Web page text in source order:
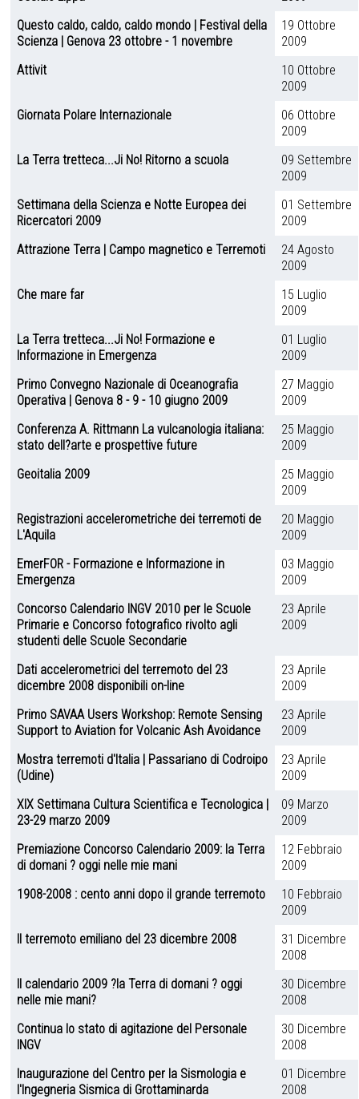
Questo caldo, caldo, caldo mondo | Festival della
Scienza | Genova 23 ottobre - 1 novembre
19 Ottobre
2009
Attivit
10 Ottobre
2009
Giornata Polare Internazionale
06 Ottobre
2009
La Terra tretteca...Ji No! Ritorno a scuola
09 Settembre
2009
Settimana della Scienza e Notte Europea dei
Ricercatori 2009
01 Settembre
2009
Attrazione Terra | Campo magnetico e Terremoti
24 Agosto
2009
Che mare far
15 Luglio
2009
La Terra tretteca...Ji No! Formazione e
Informazione in Emergenza
01 Luglio
2009
Primo Convegno Nazionale di Oceanografia
Operativa | Genova 8 - 9 - 10 giugno 2009
27 Maggio
2009
Conferenza A. Rittmann La vulcanologia italiana:
stato dell?arte e prospettive future
25 Maggio
2009
Geoitalia 2009
25 Maggio
2009
Registrazioni accelerometriche dei terremoti de
L'Aquila
20 Maggio
2009
EmerFOR - Formazione e Informazione in
Emergenza
03 Maggio
2009
Concorso Calendario INGV 2010 per le Scuole
Primarie e Concorso fotografico rivolto agli
studenti delle Scuole Secondarie
23 Aprile
2009
Dati accelerometrici del terremoto del 23
dicembre 2008 disponibili on-line
23 Aprile
2009
Primo SAVAA Users Workshop: Remote Sensing
Support to Aviation for Volcanic Ash Avoidance
23 Aprile
2009
Mostra terremoti d'Italia | Passariano di Codroipo
(Udine)
23 Aprile
2009
XIX Settimana Cultura Scientifica e Tecnologica |
23-29 marzo 2009
09 Marzo
2009
Premiazione Concorso Calendario 2009: la Terra
di domani ? oggi nelle mie mani
12 Febbraio
2009
1908-2008 : cento anni dopo il grande terremoto
10 Febbraio
2009
Il terremoto emiliano del 23 dicembre 2008
31 Dicembre
2008
Il calendario 2009 ?la Terra di domani ? oggi
nelle mie mani?
30 Dicembre
2008
Continua lo stato di agitazione del Personale
INGV
30 Dicembre
2008
Inaugurazione del Centro per la Sismologia e
l'Ingegneria Sismica di Grottaminarda
01 Dicembre
2008